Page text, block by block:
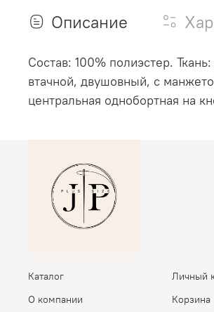
Описание
Состав: 100% полиэстер.
втачной, двушовный, с
центральная однобортная на
Каталог
О компании
Личный
Корзина